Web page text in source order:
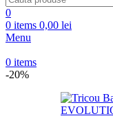
0
0 items 0,00 lei
Menu
0 items
-20%